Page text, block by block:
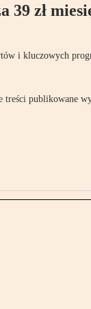
39 zł
i kluczowych
treści publikowane